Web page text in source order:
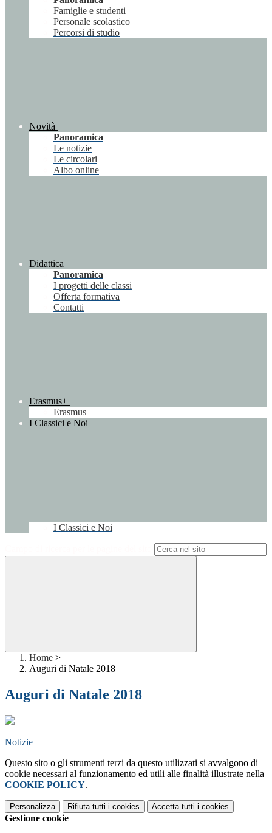
Famiglie e studenti
Personale scolastico
Percorsi di studio
Novità
Panoramica
Le notizie
Le circolari
Albo online
Didattica
Panoramica
I progetti delle classi
Offerta formativa
Contatti
Erasmus+
Erasmus+
I Classici e Noi
I Classici e Noi
Home >
Auguri di Natale 2018
Auguri di Natale 2018
Notizie
Questo sito o gli strumenti terzi da questo utilizzati si avvalgono di
cookie necessari al funzionamento ed utili alle finalità illustrate nella
COOKIE POLICY.
Personalizza Rifiuta tutti i cookies Accetta tutti i cookies
Gestione cookie